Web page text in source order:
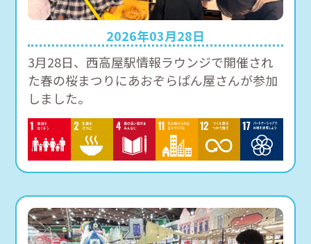
2026年03月28日
3月28日、西高屋駅情報ラウンジで開催され
た春の桜まつりにあおぞらぱん屋さんが参加
しました。